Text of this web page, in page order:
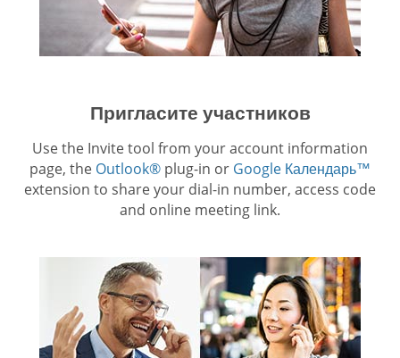
Пригласите участников
Use the Invite tool from your account information
page, the Outlook® plug-in or Google Календарь™
extension to share your dial-in number, access code
and online meeting link.